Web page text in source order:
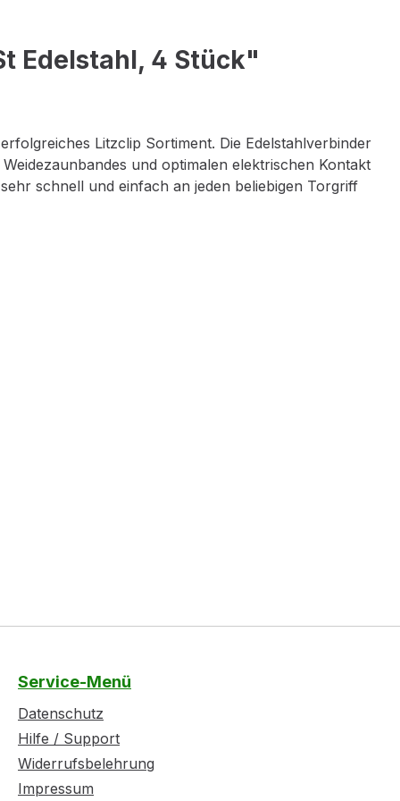
Edelstahl, 4 Stück"
Litzclip Sortiment. Die Edelstahlverbinder
und optimalen elektrischen Kontakt
schnell und einfach an jeden beliebigen Torgriff
Service-Menü
Datenschutz
Hilfe / Support
Widerrufsbelehrung
Impressum